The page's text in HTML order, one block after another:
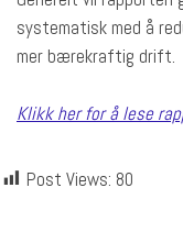
systematisk med å
mer bærekraftig drift.
Klikk her for å lese
Post Views: 80